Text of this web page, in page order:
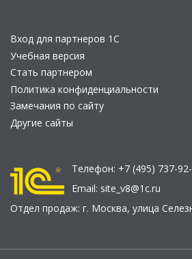
Вход для партнеров 1С
Учебная версия
Стать партнером
Политика конфиденциальности
Замечания по сайту
Другие сайты
Телефон: +7 (495) 737-
Email: site_v8@1c.ru
Отдел продаж: г. Москва, улица